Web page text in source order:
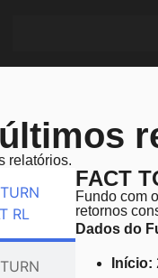
relatórios.
RL
FACT
Fundo com
retornos
Dados do
Início: